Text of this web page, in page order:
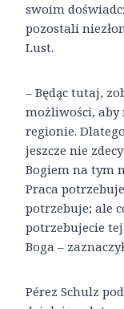
swoim
pozostali
Lust.
– Będąc tutaj,
możliwości, aby
regionie.
jeszcze nie
Bogiem na tym
Praca
potrzebuje; ale
potrzebujecie tej
Boga –
Pérez Schulz